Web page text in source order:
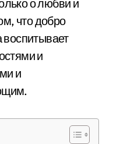
о любви и
что добро
воспитывает
и
и